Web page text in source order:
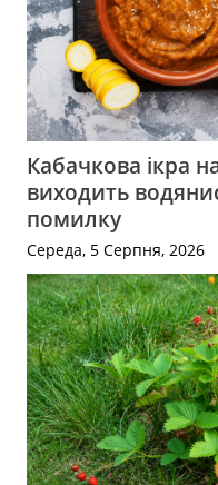
Кабачкова ікра
виходить
помилку
Середа, 5 Серпня, 2026